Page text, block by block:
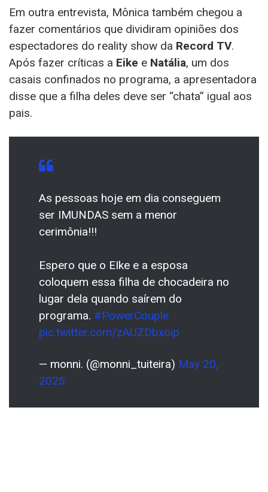
Em outra entrevista, Mônica também chegou a
fazer comentários que dividiram opiniões dos
espectadores do reality show da Record TV.
Após fazer críticas a Eike e Natália, um dos
casais confinados no programa, a apresentadora
disse que a filha deles deve ser “chata” igual aos
pais.
As pessoas hoje em dia conseguem
ser IMUNDAS sem a menor
cerimônia!!!
Espero que o EIke e a esposa
coloquem essa filha de chocadeira no
lugar dela quando saírem do
programa. #PowerCouple
pic.twitter.com/zAUZDbxoip
— monni. (@monni_tuiteira) May 20,
2025